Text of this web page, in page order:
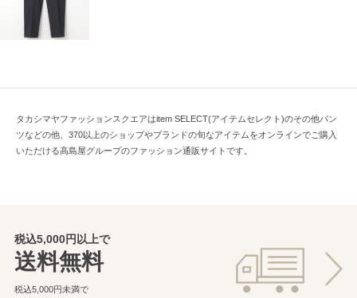
タカシマヤファッションスクエアはitem SELECT(アイテムセレクト)のその他パン
ツなどの他、370以上のショップやブランドの旬なアイテムをオンラインでご購入
いただける高島屋グループのファッション通販サイトです。
税込5,000円以上で
送料無料
税込5,000円未満で